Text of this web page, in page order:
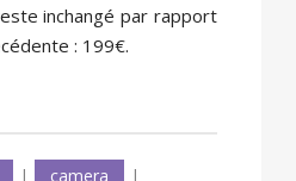
inchangé par rapport
: 199€.
| camera
|